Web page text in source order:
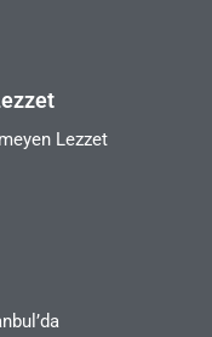
Lezzet